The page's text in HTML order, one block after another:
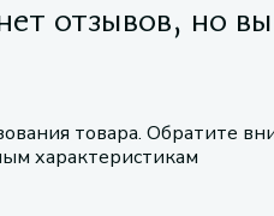
отзывов, но
товара. Обратите
характеристикам